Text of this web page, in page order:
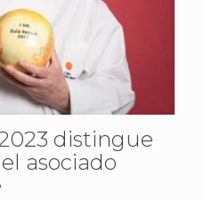
distingue
asociado